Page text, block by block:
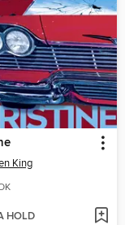
King
HOLD